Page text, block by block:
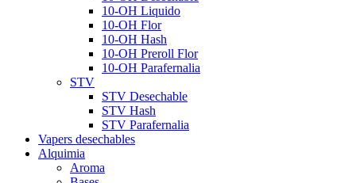
10-OH Liquido
10-OH Flor
10-OH Hash
10-OH Preroll Flor
10-OH Parafernalia
STV
STV Desechable
STV Hash
STV Parafernalia
Vapers desechables
Alquimia
Aroma